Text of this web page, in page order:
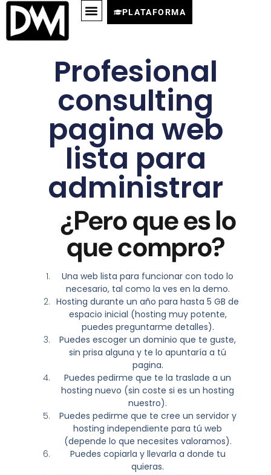
PLATAFORMA
Profesional
consulting
pagina web
lista para
administrar
¿Pero que es lo
que compro?
Una web lista para funcionar con todo lo
necesario, tal como la ves en la demo.
Hosting durante un año para hasta 5 GB de
espacio inicial (hosting muy potente,
puedes preguntarme detalles).
Puedes escoger un dominio que te guste,
sin prisa alguna y te lo apuntaría a tú
pagina.
Puedes pedirme que te la traslade a un
hosting nuevo (sin coste si es un hosting
nuestro).
Puedes pedirme que te cree un servidor y
hosting independiente para tú web
(depende lo que necesites valoramos).
Puedes copiarla y llevarla a donde tu
quieras.